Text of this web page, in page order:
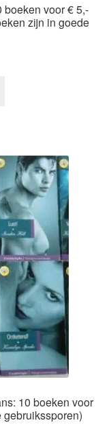
voor € 5,-
zijn in goede
10 boeken voor